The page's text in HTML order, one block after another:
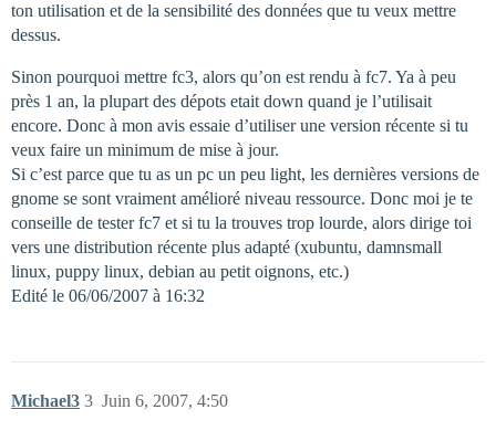
ton utilisation et de la sensibilité des données que tu veux mettre
dessus.
Sinon pourquoi mettre fc3, alors qu’on est rendu à fc7. Ya à peu
près 1 an, la plupart des dépots etait down quand je l’utilisait
encore. Donc à mon avis essaie d’utiliser une version récente si tu
veux faire un minimum de mise à jour.
Si c’est parce que tu as un pc un peu light, les dernières versions de
gnome se sont vraiment amélioré niveau ressource. Donc moi je te
conseille de tester fc7 et si tu la trouves trop lourde, alors dirige toi
vers une distribution récente plus adapté (xubuntu, damnsmall
linux, puppy linux, debian au petit oignons, etc.)
Edité le 06/06/2007 à 16:32
Michael3 Juin 6, 2007, 4:50
3